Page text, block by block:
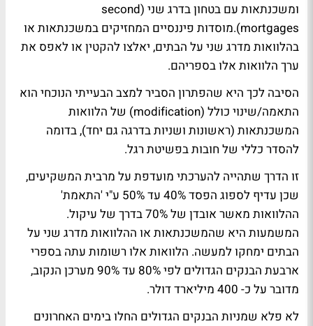
ומשכנתאות עם בטחון בדרג שני (second
mortgages).מוסדות פיננסיים המחזיקים במשכנתאות או
בהלוואות מדרג שני על הבתים, יאלצו להקטין או לאפס את
ערך הלוואות אלו בספריהם.
הסיבה לכך היא שהפתרון הסביר למצב הבעייתי הנוכחי הוא
התאמה/שינוי כולל (modification) של הלוואות
המשכנתאות (ראשונות ושניות בדרגה גם יחד), בדומה
להסדר כללי של חובות בפשיטת רגל.
זו הדרך שתהייה להערכתי מועדפת על מרבית המשקיעים,
שכן עדיף לספוג הפסד 40% עד 50% ע"י 'התאמת'
ההלוואות מאשר אובדן של 70% בדרך של עיקול.
המשמעות היא שהמשכנתאות או ההלוואות מדרג שני על
הבתים ימחקו למעשה. הלוואות אלו רשומות עתה בספרי
ארבעת הבנקים הגדולים לפי 80% עד 90% מערכן הנקוב,
מדובר על כ- 400 מיליארד דולר.
לא פלא שמניות הבנקים הגדולים החלו בימים האחרונים